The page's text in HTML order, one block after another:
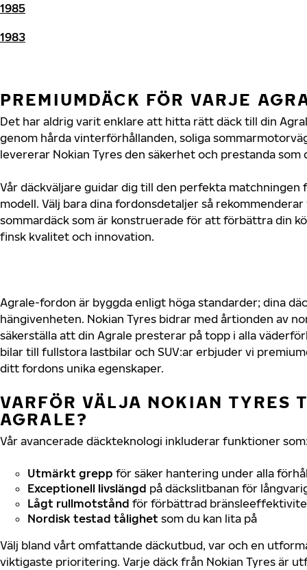
1985
1983
PREMIUMDÄCK FÖR VARJE
Det har aldrig varit enklare att hitta rätt däck till din
genom hårda vinterförhållanden, soliga
levererar Nokian Tyres den säkerhet och prestanda som
Vår däckväljare guidar dig till den perfekta matchningen
modell. Välj bara dina fordonsdetaljer så
sommardäck som är konstruerade för att förbättra din
finsk kvalitet och innovation.
Agrale-fordon är byggda enligt höga standarder; dina
hängivenheten. Nokian Tyres bidrar med årtionden av
säkerställa att din Agrale presterar på topp i alla
bilar till fullstora lastbilar och SUV:ar erbjuder vi
ditt fordons unika egenskaper.
VARFÖR VÄLJA NOKIAN TYRES
AGRALE?
Vår avancerade däckteknologi inkluderar funktioner
Utmärkt grepp för säker hantering under alla
Exceptionell livslängd på däckslitbanan för
Lågt rullmotstånd för förbättrad
Nordisk testad tålighet som du kan lita på
Välj bland vårt omfattande däckutbud, var och en
viktigaste prioritering. Varje däck från Nokian Tyres är